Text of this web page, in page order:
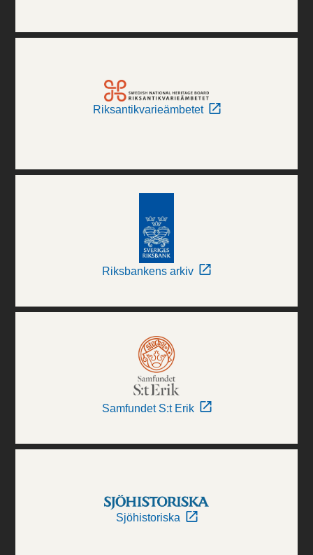
Riksantikvarieämbetet
Riksbankens arkiv
Samfundet S:t Erik
Sjöhistoriska